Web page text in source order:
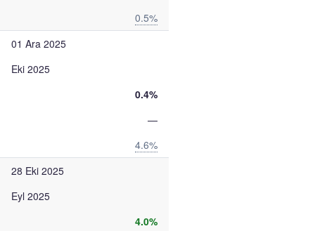
0.5%
01 Ara 2025
Eki 2025
0.4%
—
4.6%
28 Eki 2025
Eyl 2025
4.0%